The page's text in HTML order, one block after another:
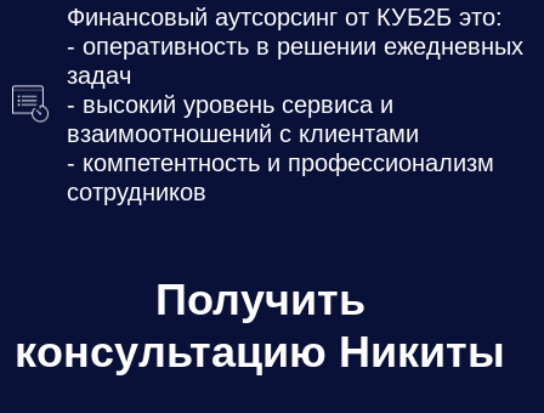
Финансовый аутсорсинг от КУБ2Б это:
- оперативность в решении ежедневных
задач
- высокий уровень сервиса и
взаимоотношений с клиентами
- компетентность и профессионализм
сотрудников
Получить
консультацию Никиты